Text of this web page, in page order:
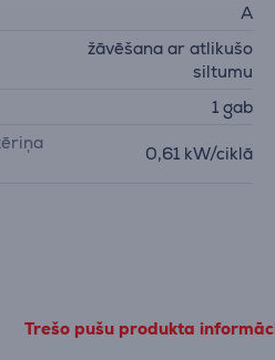
A
žāvēšana ar atlikušo
siltumu
1 gab
0,61 kW/ciklā
Trešo pušu produkta